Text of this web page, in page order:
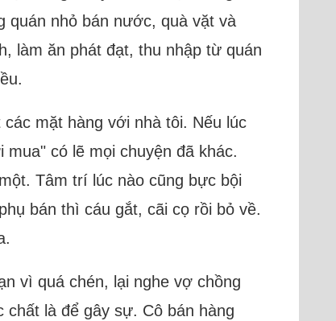
quán nhỏ bán nước, quà vặt và
làm ăn phát đạt, thu nhập từ quán
mặt hàng với nhà tôi. Nếu lúc
có lẽ mọi chuyện đã khác.
Tâm trí lúc nào cũng bực bội
bán thì cáu gắt, cãi cọ rồi bỏ về.
vì quá chén, lại nghe vợ chồng
chất là để gây sự. Cô bán hàng